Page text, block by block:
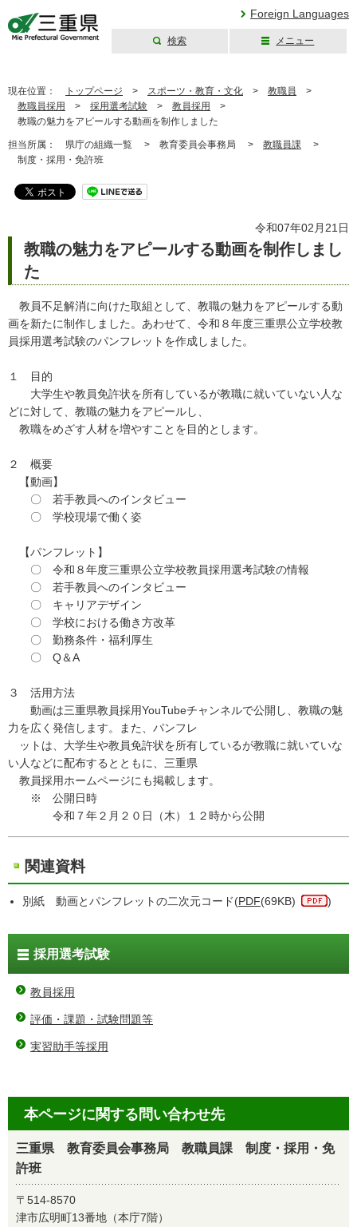
Foreign Languages
検索 メニュー
現在位置： トップページ > スポーツ・教育・文化 > 教職員 >
教職員採用
> 採用選考試験 > 教員採用
>
教職の魅力をアピールする動画を制作しました
担当所属： 県庁の組織一覧 > 教育委員会事務局 > 教職員課 >
制度・採用・免許班
令和07年02月21日
教職の魅力をアピールする動画を制作しまし
た
教員不足解消に向けた取組として、教職の魅力をアピールする動
画を新たに制作しました。あわせて、令和８年度三重県公立学校教
員採用選考試験のパンフレットを作成しました。
１ 目的
大学生や教員免許状を所有しているが教職に就いていない人な
どに対して、教職の魅力をアピールし、
教職をめざす人材を増やすことを目的とします。
２ 概要
【動画】
〇 若手教員へのインタビュー
〇 学校現場で働く姿
【パンフレット】
〇 令和８年度三重県公立学校教員採用選考試験の情報
〇 若手教員へのインタビュー
〇 キャリアデザイン
〇 学校における働き方改革
〇 勤務条件・福利厚生
〇 Q＆A
３ 活用方法
動画は三重県教員採用YouTubeチャンネルで公開し、教職の魅
力を広く発信します。また、パンフレ
ットは、大学生や教員免許状を所有しているが教職に就いていな
い人などに配布するとともに、三重県
教員採用ホームページにも掲載します。
※ 公開日時
令和７年２月２０日（木）１２時から公開
関連資料
別紙 動画とパンフレットの二次元コード(PDF(69KB) )
採用選考試験
教員採用
評価・課題・試験問題等
実習助手等採用
本ページに関する問い合わせ先
三重県 教育委員会事務局 教職員課 制度・採用・免
許班
〒514-8570
津市広明町13番地（本庁7階）